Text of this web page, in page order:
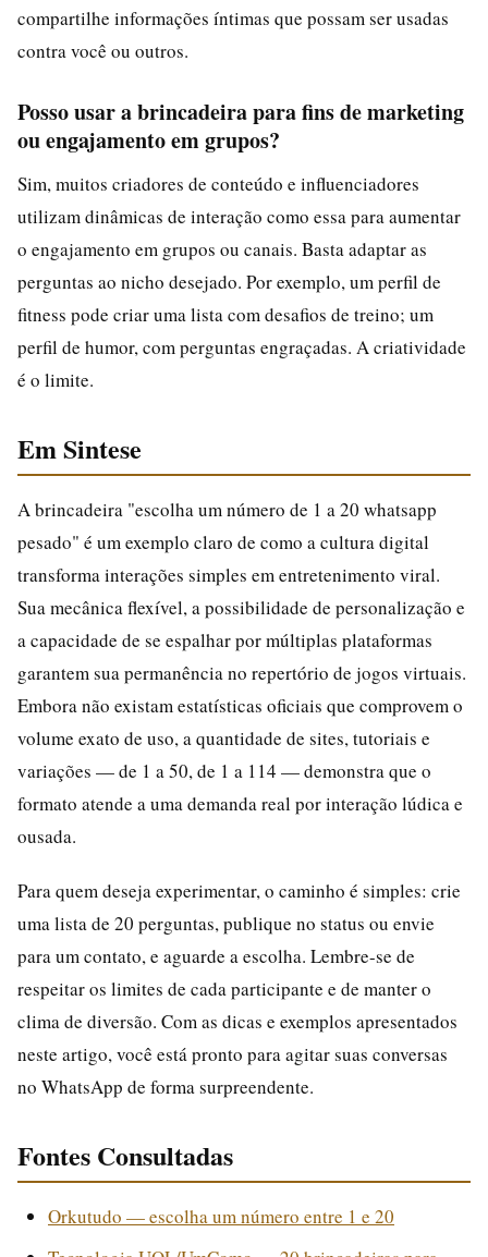
compartilhe informações íntimas que possam ser usadas
contra você ou outros.
Posso usar a brincadeira para fins de marketing
ou engajamento em grupos?
Sim, muitos criadores de conteúdo e influenciadores
utilizam dinâmicas de interação como essa para aumentar
o engajamento em grupos ou canais. Basta adaptar as
perguntas ao nicho desejado. Por exemplo, um perfil de
fitness pode criar uma lista com desafios de treino; um
perfil de humor, com perguntas engraçadas. A criatividade
é o limite.
Em Sintese
A brincadeira "escolha um número de 1 a 20 whatsapp
pesado" é um exemplo claro de como a cultura digital
transforma interações simples em entretenimento viral.
Sua mecânica flexível, a possibilidade de personalização e
a capacidade de se espalhar por múltiplas plataformas
garantem sua permanência no repertório de jogos virtuais.
Embora não existam estatísticas oficiais que comprovem o
volume exato de uso, a quantidade de sites, tutoriais e
variações — de 1 a 50, de 1 a 114 — demonstra que o
formato atende a uma demanda real por interação lúdica e
ousada.
Para quem deseja experimentar, o caminho é simples: crie
uma lista de 20 perguntas, publique no status ou envie
para um contato, e aguarde a escolha. Lembre-se de
respeitar os limites de cada participante e de manter o
clima de diversão. Com as dicas e exemplos apresentados
neste artigo, você está pronto para agitar suas conversas
no WhatsApp de forma surpreendente.
Fontes Consultadas
Orkutudo — escolha um número entre 1 e 20